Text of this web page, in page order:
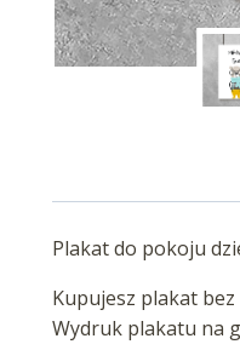
Plakat do pokoju
Kupujesz plakat bez
Wydruk plakatu na